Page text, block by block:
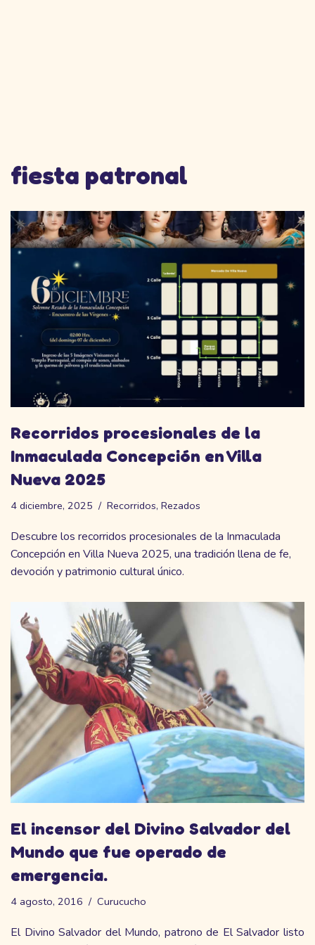
fiesta patronal
Recorridos procesionales de la
Inmaculada Concepción en Villa
Nueva 2025
4 diciembre, 2025 Recorridos, Rezados
Descubre los recorridos procesionales de la Inmaculada
Concepción en Villa Nueva 2025, una tradición llena de fe,
devoción y patrimonio cultural único.
El incensor del Divino Salvador del
Mundo que fue operado de
emergencia.
4 agosto, 2016 Curucucho
El Divino Salvador del Mundo, patrono de El Salvador listo